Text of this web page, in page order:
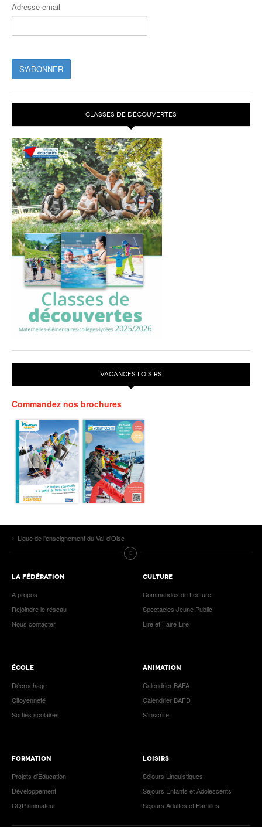
Adresse email
CLASSES DE DÉCOUVERTES
VACANCES LOISIRS
Commandez nos brochures
Ligue de l'enseignement du Val-d'Oise
LA FÉDÉRATION
A propos
Rejoindre le réseau
Nous contacter
CULTURE
Commandos de Lecture
Spectacles Jeune Public
Lire et Faire Lire
ÉCOLE
Décrochage
Citoyenneté
Sorties scolaires
ANIMATION
Calendrier BAFA
Calendrier BAFD
S’inscrire
FORMATION
Projets d’Education
Développement
CQP animateur
LOISIRS
Séjours Linguistiques
Séjours Enfants et Adolescents
Séjours Adultes et Familles